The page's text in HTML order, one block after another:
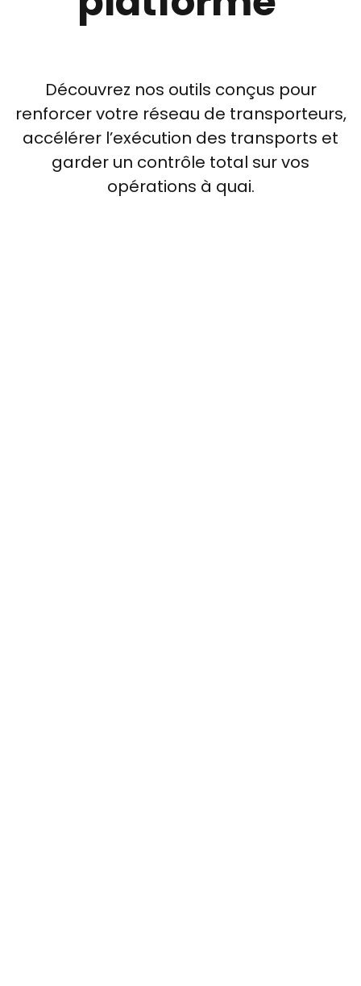
Découvrez nos outils conçus pour
renforcer votre réseau de transporteurs,
accélérer l’exécution des transports et
garder un contrôle total sur vos
opérations à quai.